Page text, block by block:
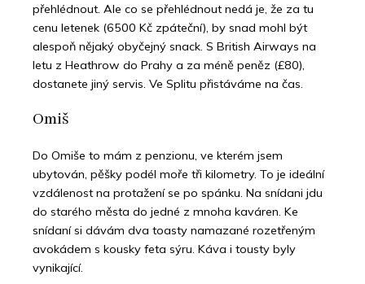
přehlédnout. Ale co se přehlédnout nedá je, že za tu
cenu letenek (6500 Kč zpáteční), by snad mohl být
alespoň nějaký obyčejný snack. S British Airways na
letu z Heathrow do Prahy a za méně peněz (£80),
dostanete jiný servis. Ve Splitu přistáváme na čas.
Omiš
Do Omiše to mám z penzionu, ve kterém jsem
ubytován, pěšky podél moře tři kilometry. To je ideální
vzdálenost na protažení se po spánku. Na snídani jdu
do starého města do jedné z mnoha kaváren. Ke
snídaní si dávám dva toasty namazané rozetřeným
avokádem s kousky feta sýru. Káva i tousty byly
vynikající.